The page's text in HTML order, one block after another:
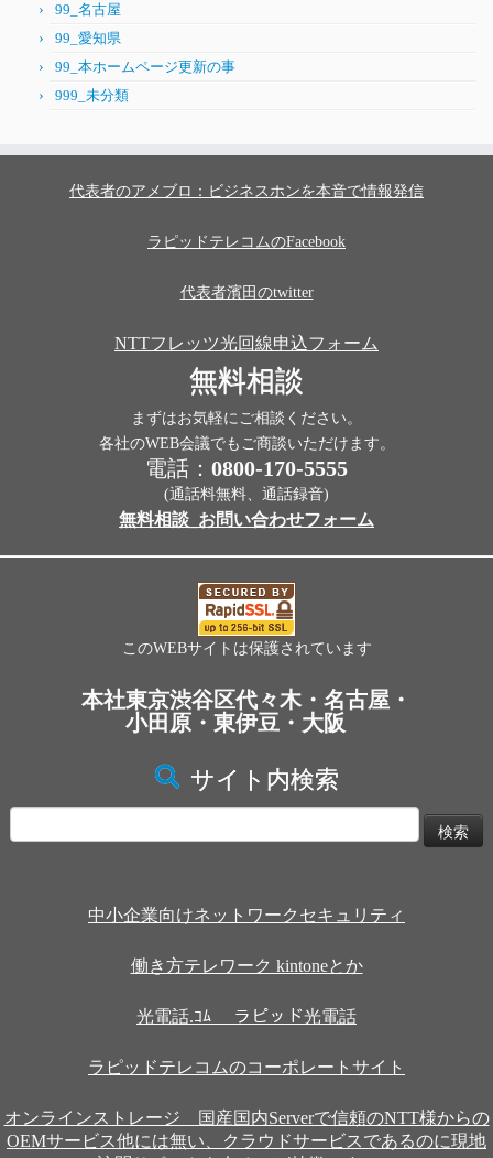
99_名古屋
99_愛知県
99_本ホームページ更新の事
999_未分類
代表者のアメブロ：ビジネスホンを本音で情報発信
ラピッドテレコムのFacebook
代表者濱田のtwitter
NTTフレッツ光回線申込フォーム
無料相談
まずはお気軽にご相談ください。
各社のWEB会議でもご商談いただけます。
電話： 0800-170-5555
(通話料無料、通話録音)
無料相談_お問い合わせフォーム
このWEBサイトは保護されています
本社東京渋谷区代々木・名古屋・
小田原・東伊豆・大阪
サイト内検索
索:
中小企業向けネットワークセキュリティ
働き方テレワーク kintoneとか
光電話.ｺﾑ ラピッド光電話
ラピッドテレコムのコーポレートサイト
オンラインストレージ 国産国内Serverで信頼のNTT様からの
OEMサービス他には無い、クラウドサービスであるのに現地